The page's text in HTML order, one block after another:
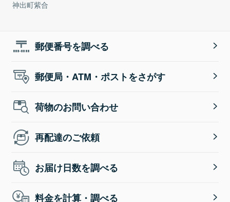
神出町紫合
郵便番号を調べる
郵便局・ATM・ポストをさがす
荷物のお問い合わせ
再配達のご依頼
お届け日数を調べる
料金を計算・調べる